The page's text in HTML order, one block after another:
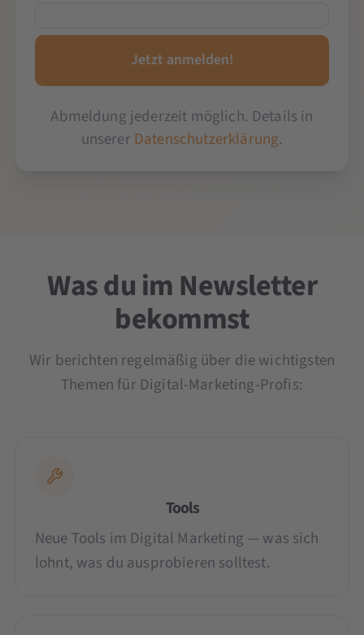
Abmeldung jederzeit möglich. Details in
unserer Datenschutzerklärung.
Was du im Newsletter
bekommst
Wir berichten regelmäßig über die wichtigsten
Themen für Digital-Marketing-Profis:
Tools
Neue Tools im Digital Marketing — was sich
lohnt, was du ausprobieren solltest.